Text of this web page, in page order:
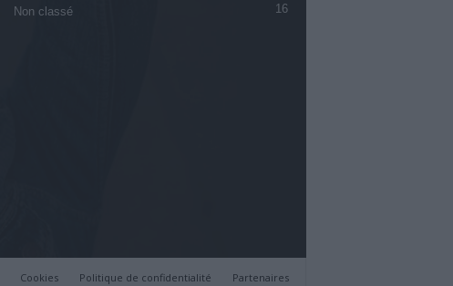
Non classé 16
Cookies Politique de confidentialité Partenaires